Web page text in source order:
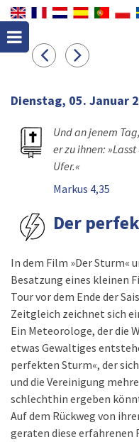
Dienstag, 05. Januar
Und an jenem
er zu ihnen:
Ufer.«
Markus 4,35
Der
In dem Film »Der
Besatzung eines kleinen
Tour vor dem Ende der
Zeitgleich zeichnet sich
Ein Meteorologe, der die
etwas Gewaltiges
perfekten Sturm«, der
und die Vereinigung
schlechthin ergeben
Auf dem Rückweg von
geraten diese erfahrenen